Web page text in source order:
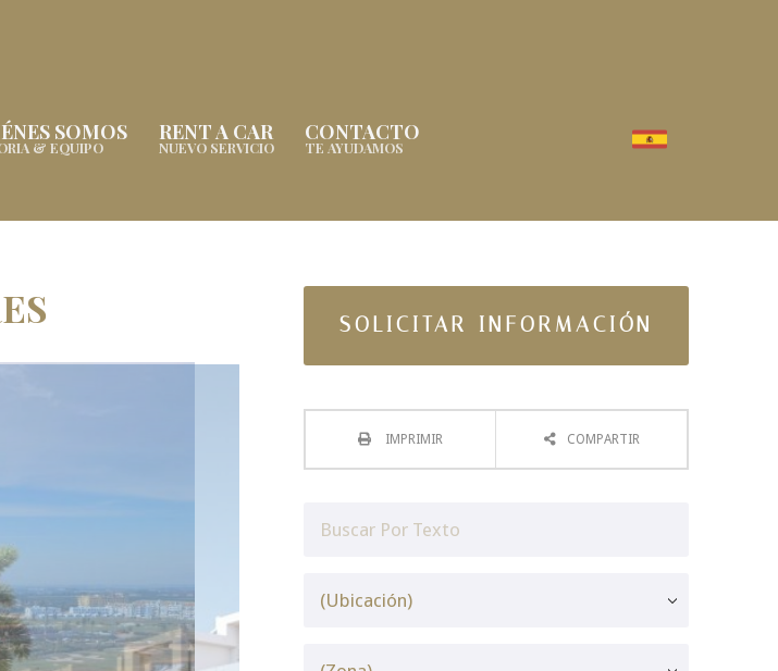
SOMOS
& EQUIPO
RENT A CAR
NUEVO SERVICIO
CONTACTO
TE AYUDAMOS
SOLICITAR INFORMACIÓN
IMPRIMIR COMPARTIR